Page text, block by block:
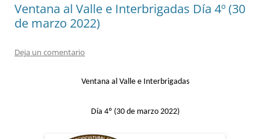
Ventana al Valle e Interbrigadas Día 4º (30
de marzo 2022)
Deja un comentario
Ventana al Valle e Interbrigadas
Día 4º (30 de marzo 2022)